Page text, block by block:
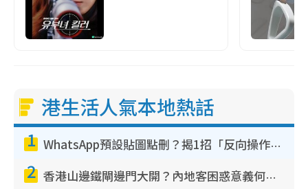
港生活人氣本地熱話
1 WhatsApp預設貼圖點刪？揭1招「反向操作」還原簡潔介面 附3步實測教學
2 香港山邊鐵閘邊門大開？內地客困惑意義何在！網民神回覆：呢種叫法理性防禦